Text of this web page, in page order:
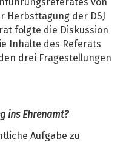
von
Herbsttagung der DSJ
folgte die Diskussion
Inhalte des Referats
drei Fragestellungen
ins Ehrenamt?
Aufgabe zu